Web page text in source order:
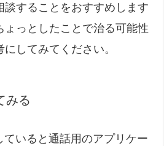
談することをおすすめします
ょっとしたことで治る可能性
してみてください。
みる
ていると通話用のアプリケー